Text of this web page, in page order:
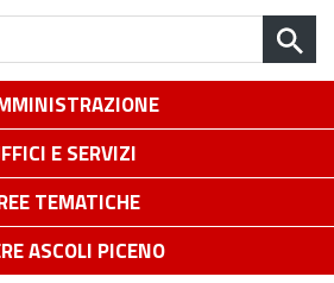
E SERVIZI
TEMATICHE
ASCOLI PICENO